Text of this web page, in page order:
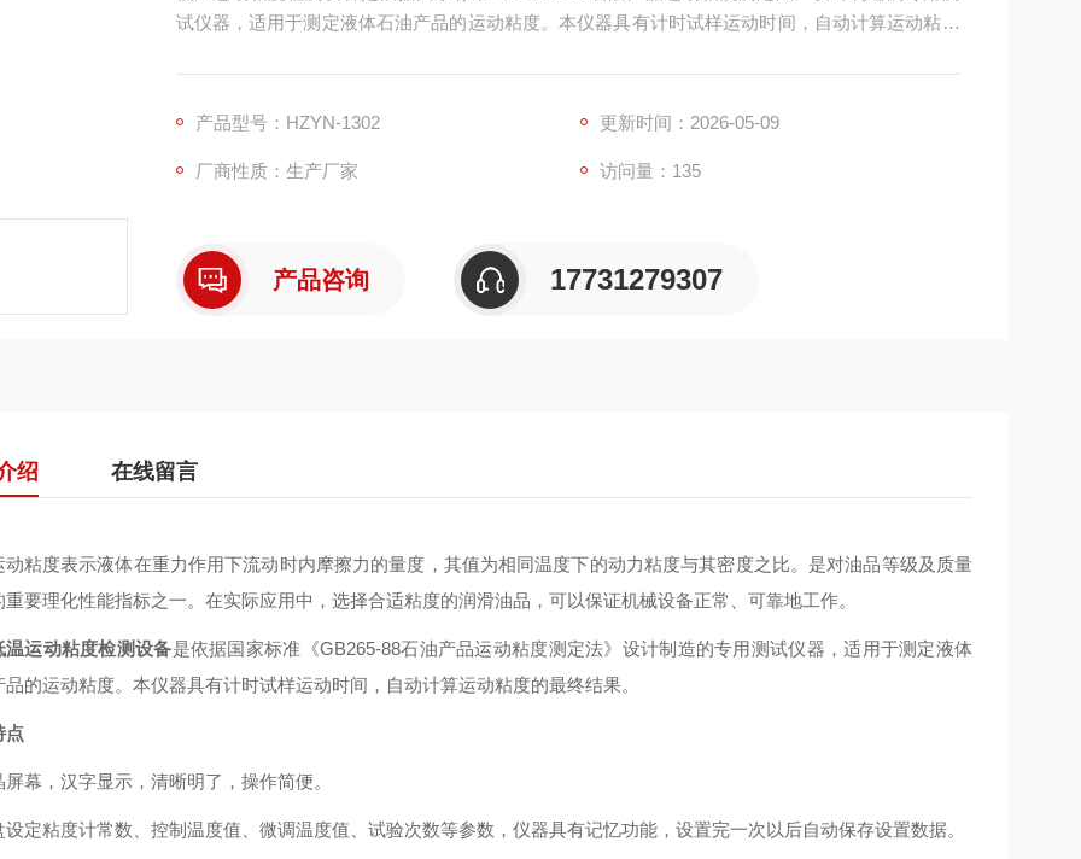
试仪器，适用于测定液体石油产品的运动粘度。本仪器具有计时试样运动时间，自动计算运动粘度
产品型号：HZYN-1302 更新时间：2026-05-09
厂商性质：生产厂家 访问量：135
产品咨询 17731279307
绍 在线留言
动粘度表示液体在重力作用下流动时内摩擦力的量度，其值为相同温度下的动力粘度与其密度之比。是对油品等级及质量
重要理化性能指标之一。在实际应用中，选择合适粘度的润滑油品，可以保证机械设备正常、可靠地工作。
温运动粘度检测设备是依据国家标准《GB265-88石油产品运动粘度测定法》设计制造的专用测试仪器，适用于测定液体
品的运动粘度。本仪器具有计时试样运动时间，自动计算运动粘度的最终结果。
点
幕，汉字显示，清晰明了，操作简便。
定粘度计常数、控制温度值、微调温度值、试验次数等参数，仪器具有记忆功能，设置完一次以后自动保存设置数据。